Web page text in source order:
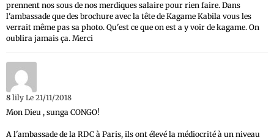
prennent nos sous de nos merdiques salaire pour rien faire. Dans
l'ambassade que des brochure avec la tête de Kagame Kabila vous les
verrait même pas sa photo. Qu'est ce que on est a y voir de kagame. On
oublira jamais ça. Merci
8 lily Le 21/11/2018
Mon Dieu , sunga CONGO!
A l'ambassade de la RDC à Paris, ils ont élevé la médiocrité à un niveau